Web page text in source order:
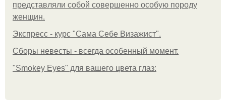
представляли собой совершенно особую породу
женщин.
Экспресс - курс "Сама Себе Визажист".
Сборы невесты - всегда особенный момент.
"Smokey Eyes" для вашего цвета глаз: